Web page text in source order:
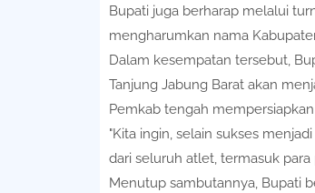
Bupati juga berharap melalui
mengharumkan nama
Dalam kesempatan tersebut,
Tanjung Jabung Barat akan
Pemkab tengah
"Kita ingin, selain sukses
dari seluruh atlet, termasuk
Menutup sambutannya, Bupati